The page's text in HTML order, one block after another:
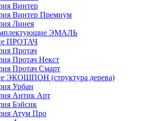
Винтер
Винтер Премиум
Линея
ЭМАЛЬ
ПРОТАЧ
Протач
Протач Некст
Протач Смарт
ЭКОШПОН (структура дерева)
Урбан
Антик Арт
Бэйсик
Атум Про